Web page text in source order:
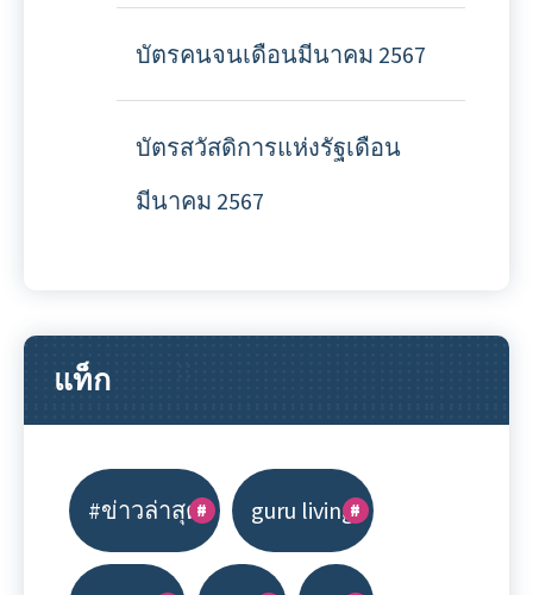
บัตรคนจนเดือนมีนาคม 2567
บัตรสวัสดิการแห่งรัฐเดือน
มีนาคม 2567
แท็ก
#ข่าวล่าสุด guru living